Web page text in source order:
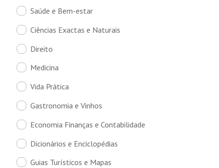
Saúde e Bem-estar
Ciências Exactas e Naturais
Direito
Medicina
Vida Prática
Gastronomia e Vinhos
Economia Finanças e Contabilidade
Dicionários e Enciclopédias
Guias Turísticos e Mapas